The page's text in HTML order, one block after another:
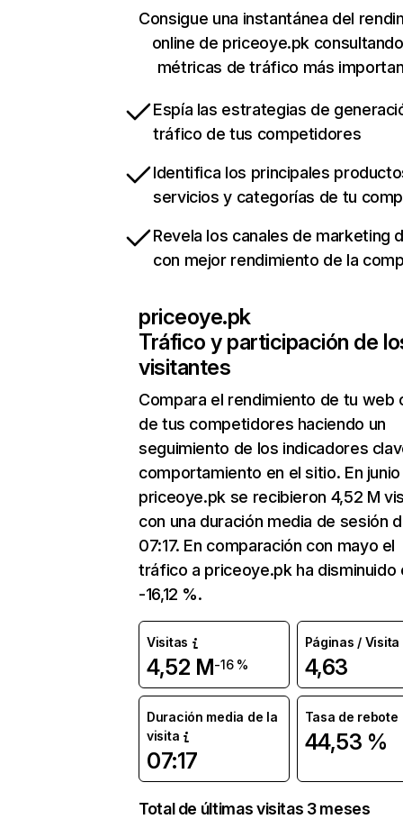
Consigue una instantánea del
online de priceoye.pk
métricas de tráfico más
Espía las estrategias de
tráfico de tus competidores
Identifica los principales
servicios y categorías de tu
Revela los canales de marketing
con mejor rendimiento de la
priceoye.pk
Tráfico y participación de
visitantes
Compara el rendimiento de tu web
de tus competidores haciendo un
seguimiento de los indicadores
comportamiento en el sitio. En junio
priceoye.pk se recibieron 4,52 M
con una duración media de sesión
07:17. En comparación con mayo el
tráfico a priceoye.pk ha disminuido
-16,12 %.
Visitas
4,52 M-16 %
Páginas / Visita
4,63
Duración media de la
visita
07:17
Tasa de rebote
44,53 %
Total de últimas visitas 3 meses